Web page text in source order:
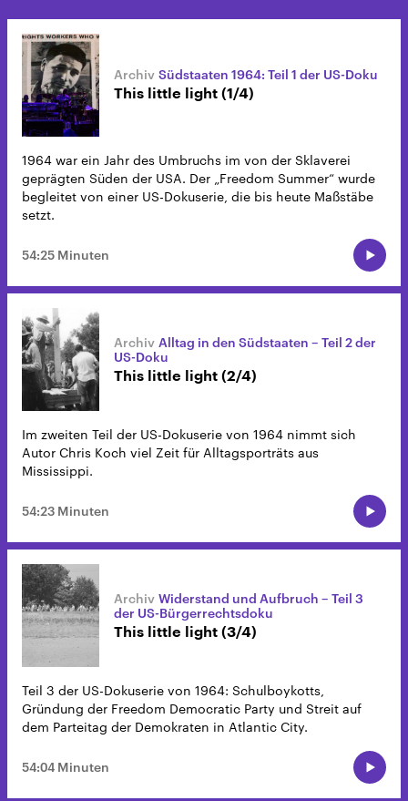
Südstaaten 1964: Teil 1 der US-Doku
This little light (1/4)
1964 war ein Jahr des Umbruchs im von der Sklaverei
geprägten Süden der USA. Der „Freedom Summer“ wurde
begleitet von einer US-Dokuserie, die bis heute Maßstäbe
setzt.
54:25 Minuten
Alltag in den Südstaaten – Teil 2 der
US-Doku
This little light (2/4)
Im zweiten Teil der US-Dokuserie von 1964 nimmt sich
Autor Chris Koch viel Zeit für Alltagsporträts aus
Mississippi.
54:23 Minuten
Widerstand und Aufbruch – Teil 3
der US-Bürgerrechtsdoku
This little light (3/4)
Teil 3 der US-Dokuserie von 1964: Schulboykotts,
Gründung der Freedom Democratic Party und Streit auf
dem Parteitag der Demokraten in Atlantic City.
54:04 Minuten